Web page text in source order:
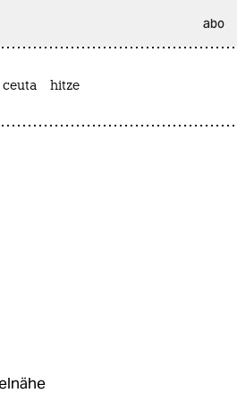
abo
ceuta hitze